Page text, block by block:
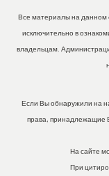
Все материалы на данном
исключительно в
владельцам.
Если Вы обнаружили на
права, принадлежащие
На сайте
При